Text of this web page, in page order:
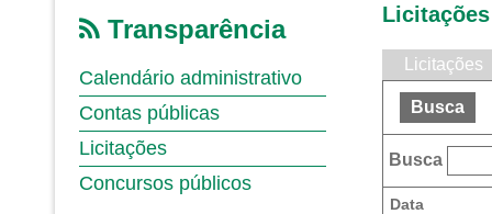
Transparência
Calendário administrativo
Contas públicas
Licitações
Concursos públicos
Licitações
Licitações
Busca
Busca
Data